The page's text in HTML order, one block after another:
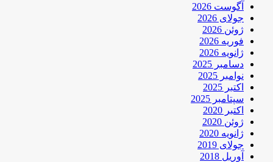
آگوست 2026
جولای 2026
ژوئن 2026
فوریه 2026
ژانویه 2026
دسامبر 2025
نوامبر 2025
اکتبر 2025
سپتامبر 2025
اکتبر 2020
ژوئن 2020
ژانویه 2020
جولای 2019
آوریل 2018